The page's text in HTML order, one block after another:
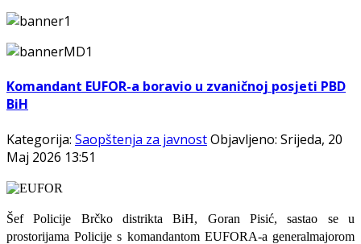
Komandant EUFOR-a boravio u zvaničnoj posjeti PBD
BiH
Kategorija: Saopštenja za javnostObjavljeno: Srijeda, 20
Maj 2026 13:51
Šef Policije Brčko distrikta BiH, Goran Pisić, sastao se u
prostorijama Policije s komandantom EUFORA-a generalmajorom